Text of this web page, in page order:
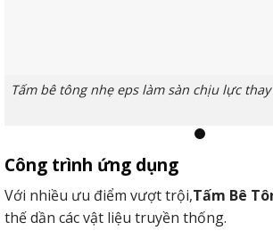
Tấm bê tông nhẹ eps làm sàn chịu lực
2. Làm vách ngăn trang trí nội,
Các sản phẩm tấm panel siêu nhẹ
vách chặn hoặc hoàn thành xong nội/
Công trình ứng dụng
Với nhiều ưu điểm vượt trội,Tấm Bê
thế dần các vật liệu truyền thống.